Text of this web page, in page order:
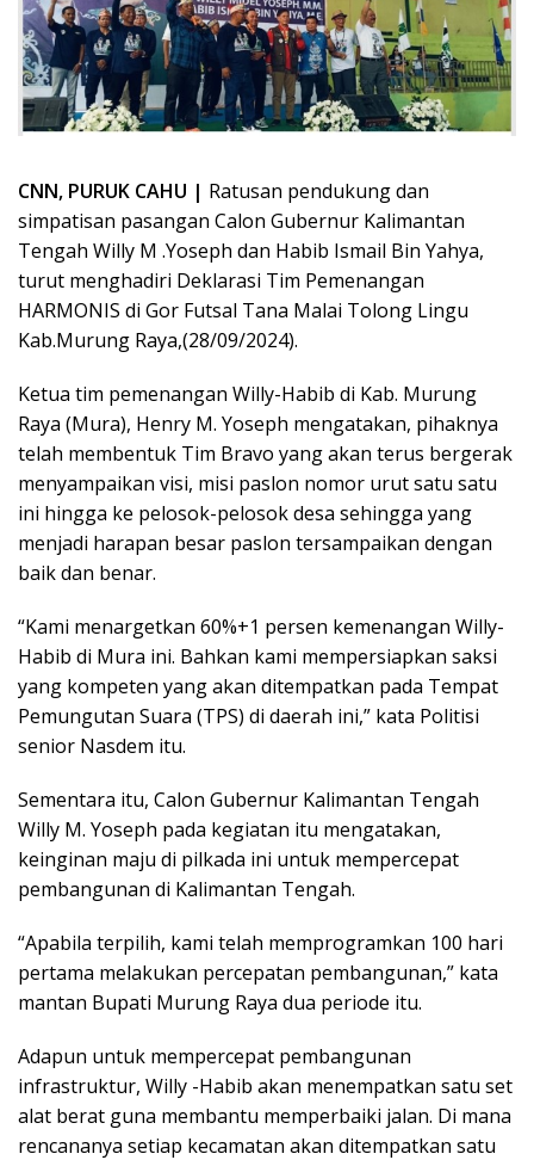
CNN, PURUK CAHU | Ratusan pendukung dan
simpatisan pasangan Calon Gubernur Kalimantan
Tengah Willy M .Yoseph dan Habib Ismail Bin Yahya,
turut menghadiri Deklarasi Tim Pemenangan
HARMONIS di Gor Futsal Tana Malai Tolong Lingu
Kab.Murung Raya,(28/09/2024).
Ketua tim pemenangan Willy-Habib di Kab. Murung
Raya (Mura), Henry M. Yoseph mengatakan, pihaknya
telah membentuk Tim Bravo yang akan terus bergerak
menyampaikan visi, misi paslon nomor urut satu satu
ini hingga ke pelosok-pelosok desa sehingga yang
menjadi harapan besar paslon tersampaikan dengan
baik dan benar.
“Kami menargetkan 60%+1 persen kemenangan Willy-
Habib di Mura ini. Bahkan kami mempersiapkan saksi
yang kompeten yang akan ditempatkan pada Tempat
Pemungutan Suara (TPS) di daerah ini,” kata Politisi
senior Nasdem itu.
Sementara itu, Calon Gubernur Kalimantan Tengah
Willy M. Yoseph pada kegiatan itu mengatakan,
keinginan maju di pilkada ini untuk mempercepat
pembangunan di Kalimantan Tengah.
“Apabila terpilih, kami telah memprogramkan 100 hari
pertama melakukan percepatan pembangunan,” kata
mantan Bupati Murung Raya dua periode itu.
Adapun untuk mempercepat pembangunan
infrastruktur, Willy -Habib akan menempatkan satu set
alat berat guna membantu memperbaiki jalan. Di mana
rencananya setiap kecamatan akan ditempatkan satu